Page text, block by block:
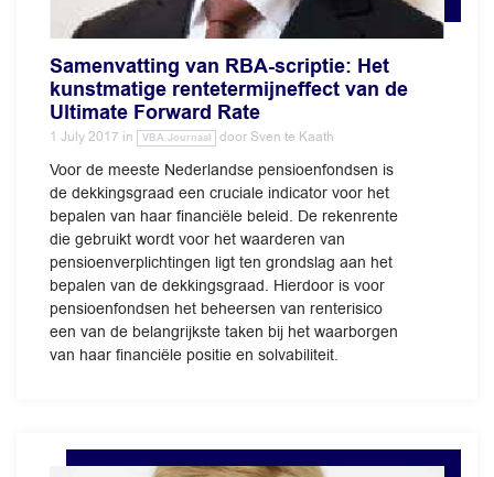
Samenvatting van RBA-scriptie: Het
kunstmatige rentetermijneffect van de
Ultimate Forward Rate
1 July 2017 in VBA Journaal door Sven te Kaath
Voor de meeste Nederlandse pensioenfondsen is
de dekkingsgraad een cruciale indicator voor het
bepalen van haar financiële beleid. De rekenrente
die gebruikt wordt voor het waarderen van
pensioenverplichtingen ligt ten grondslag aan het
bepalen van de dekkingsgraad. Hierdoor is voor
pensioenfondsen het beheersen van renterisico
een van de belangrijkste taken bij het waarborgen
van haar financiële positie en solvabiliteit.